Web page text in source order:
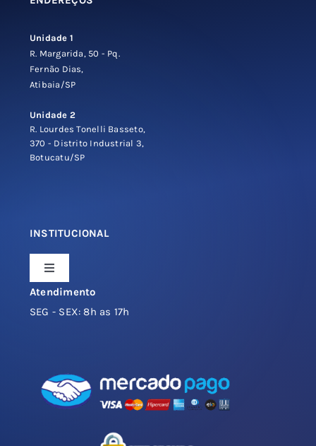
do
produto
Unidade 1
R. Margarida, 50 - Pq.
Fernão Dias,
Atibaia/SP
Unidade 2
R. Lourdes Tonelli Basseto,
370 - Distrito Industrial 3,
Botucatu/SP
INSTITUCIONAL
Toggle
Navigation
Sobre a Espelhos OnLine
Garantia e Instalação
Atendimento
SEG - SEX: 8h as 17h